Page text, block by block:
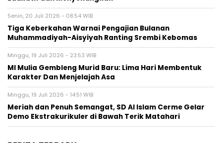
Senin, 20 Juli 2026 - 08:54 WIB
Tiga Keberkahan Warnai Pengajian Bulanan
Muhammadiyah-Aisyiyah Ranting Srembi Kebomas
Minggu, 19 Juli 2026 - 23:53 WIB
MI Mulia Gembleng Murid Baru: Lima Hari Membentuk
Karakter Dan Menjelajah Asa
Minggu, 19 Juli 2026 - 14:51 WIB
Meriah dan Penuh Semangat, SD Al Islam Cerme Gelar
Demo Ekstrakurikuler di Bawah Terik Matahari